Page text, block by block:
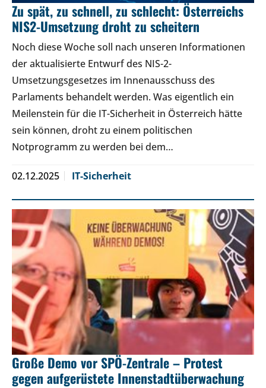
Zu spät, zu schnell, zu schlecht: Österreichs
NIS2-Umsetzung droht zu scheitern
Noch diese Woche soll nach unseren Informationen
der aktualisierte Entwurf des NIS-2-
Umsetzungsgesetzes im Innenausschuss des
Parlaments behandelt werden. Was eigentlich ein
Meilenstein für die IT-Sicherheit in Österreich hätte
sein können, droht zu einem politischen
Notprogramm zu werden bei dem…
02.12.2025 IT-Sicherheit
Große Demo vor SPÖ-Zentrale – Protest
gegen aufgerüstete Innenstadtüberwachung